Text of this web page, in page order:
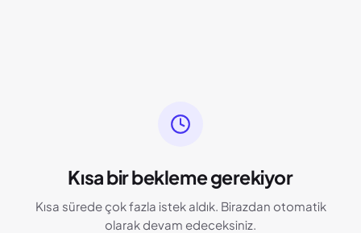
Kısa bir bekleme gerekiyor
Kısa sürede çok fazla istek aldık. Birazdan otomatik
olarak devam edeceksiniz.